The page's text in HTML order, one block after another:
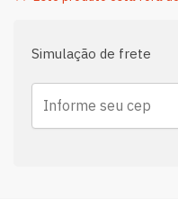
Simulação de frete